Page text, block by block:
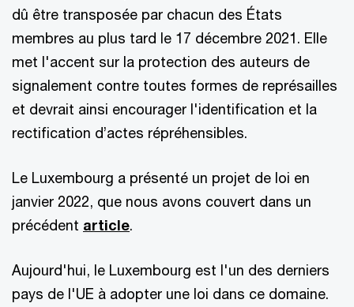
dû être transposée par chacun des États
membres au plus tard le 17 décembre 2021. Elle
met l'accent sur la protection des auteurs de
signalement contre toutes formes de représailles
et devrait ainsi encourager l'identification et la
rectification d’actes répréhensibles.
Le Luxembourg a présenté un projet de loi en
janvier 2022, que nous avons couvert dans un
précédent article.
Aujourd'hui, le Luxembourg est l'un des derniers
pays de l'UE à adopter une loi dans ce domaine.